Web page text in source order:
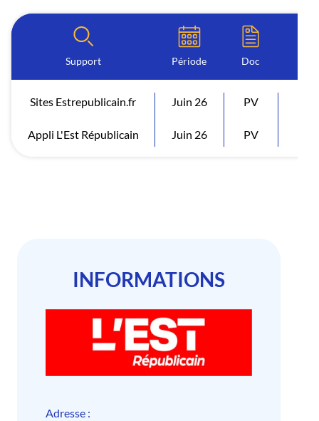
Support Période Doc
Sites Estrepublicain.fr Juin 26 PV
Appli L'Est Républicain Juin 26 PV
INFORMATIONS
Adresse :